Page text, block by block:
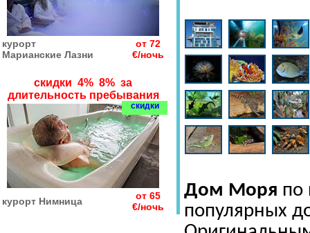
курорт
Марианские Лазни
от 72
€/ночь
скидки 4% 8% за
длительность пребывания
скидки
курорт Нимница
от 65
€/ночь
Дом Моря по
популярных